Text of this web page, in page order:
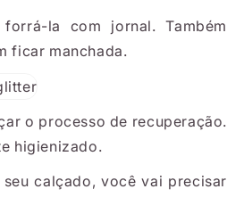
la com jornal. Também
ficar manchada.
o processo de recuperação.
higienizado.
calçado, você vai precisar